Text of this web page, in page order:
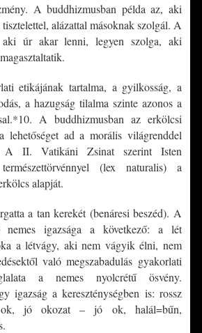
A buddhizmusban példa az, aki
alázattal másoknak szolgál. A
aki úr akar lenni, legyen szolga, aki
etikájának tartalma, a gyilkosság, a
a hazugság tilalma szinte azonos a
A buddhizmusban az erkölcsi
lehetőséget ad a morális világrenddel
A II. Vatikáni Zsinat szerint Isten
(lex naturalis) a
alapját.
a tan kerekét (benáresi beszéd). A
nemes igazsága a következő: a lét
a létvágy, aki nem vágyik élni, nem
való megszabadulás gyakorlati
a nemes nyolcrétű ösvény.
igazság a kereszténységben is: rossz
jó okozat – jó ok, halál=bűn,